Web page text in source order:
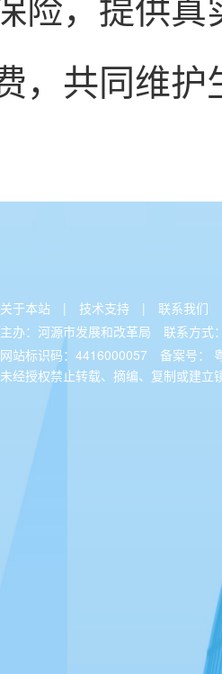
关于本站 | 技术支持 | 联系我们
主办：河源市发展和改革局
联系方式
网站标识码：4416000057
备案号：
未经授权禁止转载、摘编、复制或建立